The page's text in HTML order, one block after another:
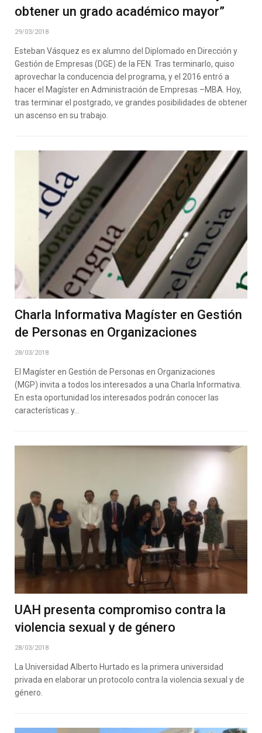
obtener un grado académico mayor”
29/03/2018
Esteban Vásquez es ex alumno del Diplomado en Dirección y
Gestión de Empresas (DGE) de la FEN. Tras terminarlo, quiso
aprovechar la conducencia del programa, y el 2016 entró a
hacer el Magíster en Administración de Empresas –MBA. Hoy,
tras terminar el postgrado, ve grandes posibilidades de obtener
un ascenso en su trabajo.
Charla Informativa Magíster en Gestión
de Personas en Organizaciones
28/03/2018
El Magíster en Gestión de Personas en Organizaciones
(MGP) invita a todos los interesados a una Charla Informativa.
En esta oportunidad los interesados podrán conocer las
características y…
UAH presenta compromiso contra la
violencia sexual y de género
28/03/2018
La Universidad Alberto Hurtado es la primera universidad
privada en elaborar un protocolo contra la violencia sexual y de
género.